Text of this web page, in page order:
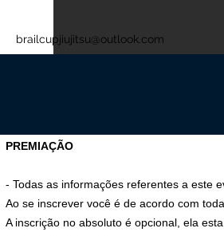
brailcupjiujitsu@outlook.com
PREMIAÇÃO
- Todas as informações referentes a este
Ao se inscrever você é de acordo com
A inscrição no absoluto é opcional, ela